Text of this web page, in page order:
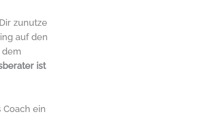
zunutze
auf den
dem
ist
Coach ein